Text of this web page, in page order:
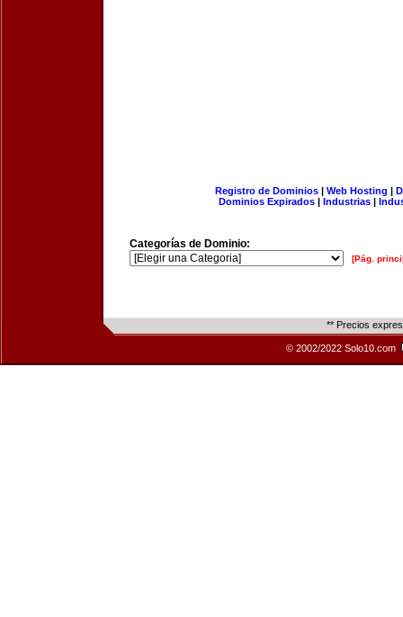
Registro de Dominios| Web Hosting |
Dominios Expirados | Industrias |
Categorías de Dominio:
[Pág.
** Precios
© 2002/2022 Solo10.com